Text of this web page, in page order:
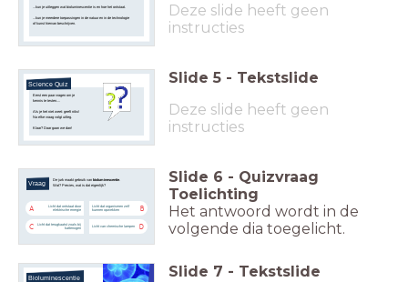
...kun je uitleggen wat bioluminescentie is en hoe het ontstaat.
...kun je meerdere toepassingen in de natuur en in de technologie
of kunst hiervan beschrijven.
Deze slide heeft geen
instructies
Science Quiz
Eerst een paar vragen om je
kennis te testen....
Als je het niet weet: geeft niks!
Na elke vraag volgt uitleg.
Klaar? Daar gaan we dan!
Slide 5 - Tekstslide
Deze slide heeft geen
instructies
Vraag
De jurk maakt gebruik van bioluminescentie.
Wat? Precies, wat is dat eigenlijk?
A
Licht dat ontstaat door
elektrische energie
B
Licht dat organismen zelf
kunnen opwekken
C
Licht dat terugkaatst zoals bij
kattenogen
D
Licht van chemische lampen
Slide 6 - Quizvraag
Toelichting
Het antwoord wordt in de
volgende dia toegelicht.
Bioluminescentie Slide 7 - Tekstslide